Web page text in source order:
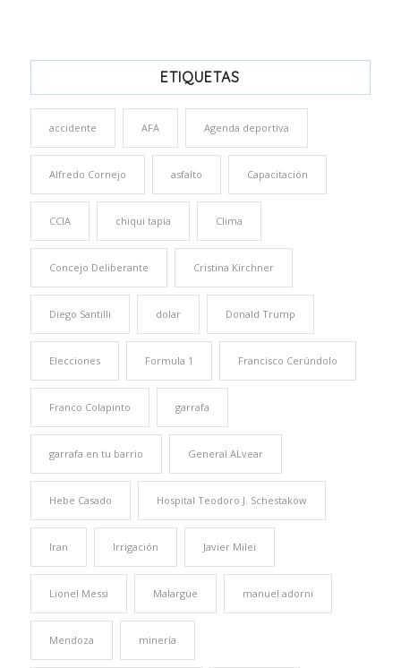
ETIQUETAS
accidente AFA Agenda deportiva
Alfredo Cornejo asfalto Capacitación
CCIA chiqui tapia Clima
Concejo Deliberante Cristina Kirchner
Diego Santilli dolar Donald Trump
Elecciones Formula 1 Francisco Cerúndolo
Franco Colapinto garrafa
garrafa en tu barrio General ALvear
Hebe Casado Hospital Teodoro J. Schestakow
Iran Irrigación Javier Milei
Lionel Messi Malargüe manuel adorni
Mendoza minería